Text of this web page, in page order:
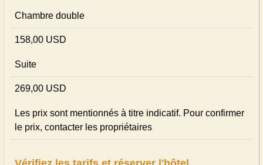
Chambre double
158,00 USD
Suite
269,00 USD
Les prix sont mentionnés à titre indicatif. Pour confirmer
le prix, contacter les propriétaires